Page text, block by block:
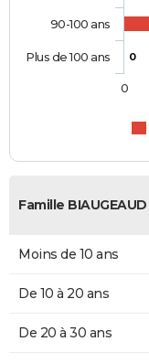
0
90-100 ans
Plus de 100 ans
0
Famille BIAUGEAUD
Moins de 10 ans
De 10 à 20 ans
De 20 à 30 ans